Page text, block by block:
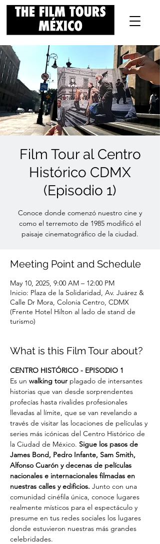
Film Tour al Centro
Histórico CDMX
(Episodio 1)
Conoce donde comenzó nuestro cine y
como el terremoto de 1985 modificó el
paisaje cinematográfico de la ciudad.
Meeting Point and Schedule
May 10, 2025, 9:00 AM – 12:00 PM
Inicio: Plaza de la Solidaridad, Av. Juárez &
Calle Dr Mora, Colonia Centro, CDMX
(Frente Hotel Hilton al lado de stand de
turismo)
What is this Film Tour about?
CENTRO HISTÓRICO - EPISODIO 1
Es un walking tour plagado de intersantes
historias que van desde sorprendentes
profecías hasta rivalides profesionales
llevadas al límite, que se van revelando a
través de visitar las locaciones de películas y
series más icónicas del Centro Histórico de
la Ciudad de México. Sigue los pasos de
James Bond, Pedro Infante, Sam Smith,
Alfonso Cuarón y decenas de películas
nacionales e internacionales filmadas en
nuestras calles y edificios. Junto con una
comunidad cinéfila única, conoce lugares
realmente místicos para el espectáculo y
presume en tus redes sociales los lugares
donde estuvieron nuestras más grandes
celebridades.